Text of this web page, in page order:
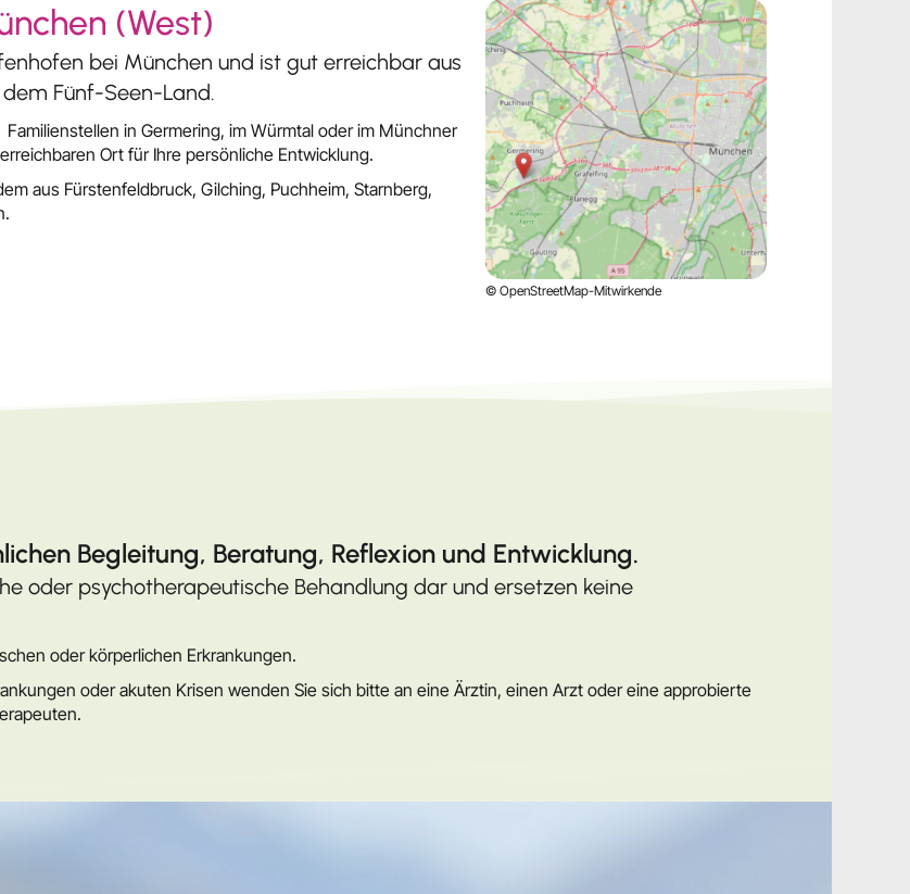
(West)
bei München und ist gut erreichbar aus
Fünf-Seen-Land.
in Germering, im Würmtal oder im Münchner
Ort für Ihre persönliche Entwicklung.
aus Fürstenfeldbruck, Gilching, Puchheim, Starnberg,
© OpenStreetMap-Mitwirkende
Begleitung, Beratung, Reflexion und Entwicklung.
oder psychotherapeutische Behandlung dar und ersetzen keine
oder körperlichen Erkrankungen.
oder akuten Krisen wenden Sie sich bitte an eine Ärztin, einen Arzt oder eine approbierte